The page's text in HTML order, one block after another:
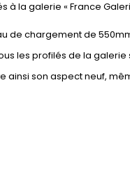
à la galerie « France
de chargement de
les profilés de la galerie
ainsi son aspect neuf,